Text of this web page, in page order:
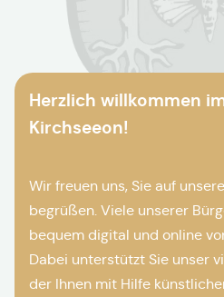
Herzlich willkommen
Kirchseeon!
Wir freuen uns, Sie auf
begrüßen. Viele unserer
bequem digital und online
Dabei unterstützt Sie unser
der Ihnen mit Hilfe